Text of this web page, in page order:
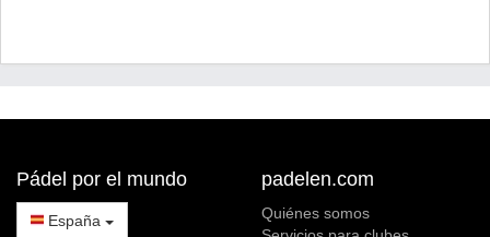
Pádel por el mundo
España
padelen.com
Quiénes somos